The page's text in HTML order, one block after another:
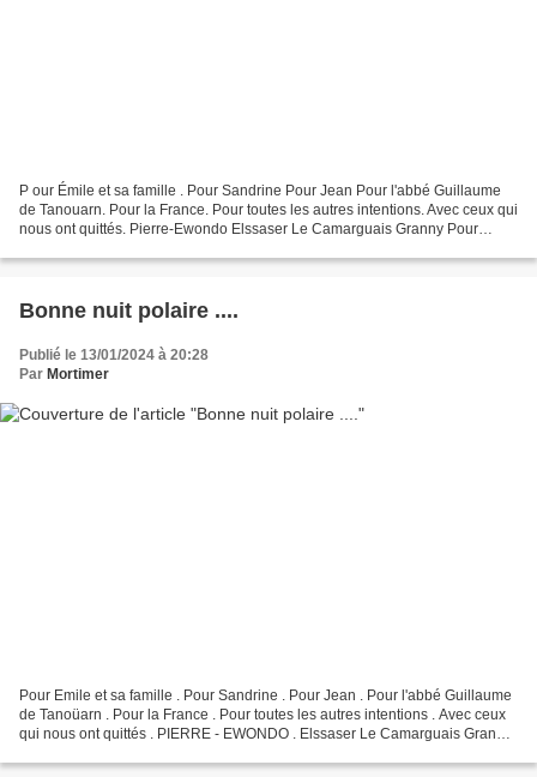
P our Émile et sa famille . Pour Sandrine Pour Jean Pour l'abbé Guillaume
de Tanouarn. Pour la France. Pour toutes les autres intentions. Avec ceux qui
nous ont quittés. Pierre-Ewondo Elssaser Le Camarguais Granny Pour
Bonne nuit polaire ....
Publié le 13/01/2024 à 20:28
Par Mortimer
Pour Emile et sa famille . Pour Sandrine . Pour Jean . Pour l'abbé Guillaume
de Tanoüarn . Pour la France . Pour toutes les autres intentions . Avec ceux
qui nous ont quittés . PIERRE - EWONDO . Elssaser Le Camarguais Granny